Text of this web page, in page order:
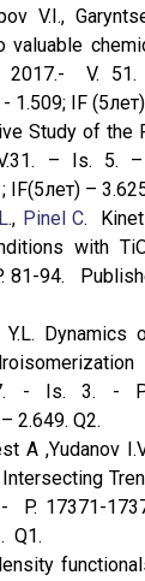
V.I.,
valuable
– 2017.-
IF (5лет)
Study of
– Is. 5.
–
., Pinel C.
with
94.
- Is. 3. -
2.649. Q2.
A ,Yudanov
P. 17371-
Q1.